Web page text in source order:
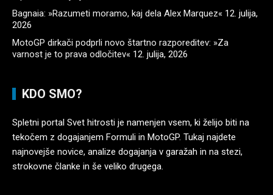
Bagnaia: »Razumeti moramo, kaj dela Alex Marquez« 12. julija,
2026
MotoGP dirkači podprli novo štartno razporeditev: »Za
varnost je to prava odločitev« 12. julija, 2026
KDO SMO?
Spletni portal Svet hitrosti je namenjen vsem, ki želijo biti na
tekočem z dogajanjem Formuli in MotoGP. Tukaj najdete
najnovejše novice, analize dogajanja v garažah in na stezi,
strokovne članke in še veliko drugega.